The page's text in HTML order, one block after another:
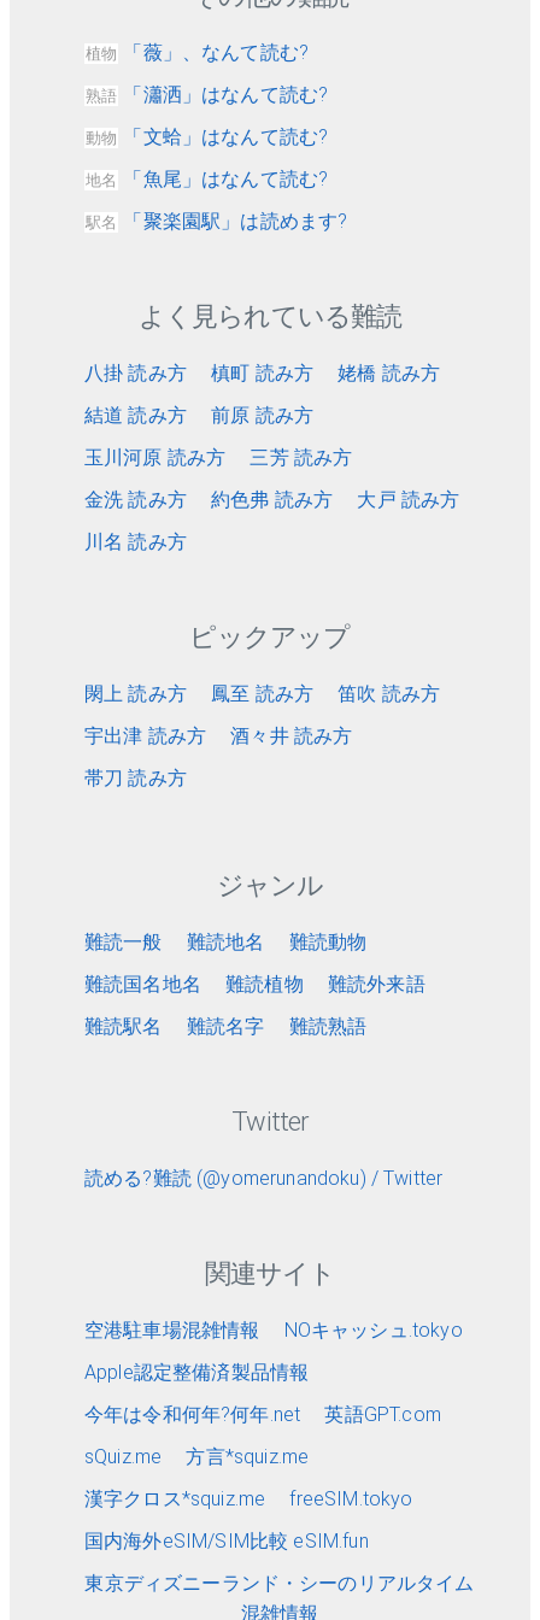
植物 「薇」、なんて読む?
熟語 「瀟洒」はなんて読む?
動物 「文蛤」はなんて読む?
地名 「魚尾」はなんて読む?
駅名 「聚楽園駅」は読めます?
よく見られている難読
八掛 読み方 槙町 読み方
姥橋 読み方
結道 読み方
前原 読み方
玉川河原 読み方
三芳 読み方
金洗 読み方
約色弗 読み方
大戸 読み方
川名 読み方
ピックアップ
閖上 読み方 鳳至 読み方
笛吹 読み方
宇出津 読み方
酒々井 読み方
帯刀 読み方
ジャンル
難読一般 難読地名
難読動物
難読国名地名
難読植物
難読外来語
難読駅名
難読名字 難読熟語
Twitter
読める?難読 (@yomerunandoku) / Twitter
関連サイト
空港駐車場混雑情報
NOキャッシュ.tokyo
Apple認定整備済製品情報
今年は令和何年?何年.net
英語GPT.com
sQuiz.me
方言*squiz.me
漢字クロス*squiz.me
freeSIM.tokyo
国内海外eSIM/SIM比較 eSIM.fun
東京ディズニーランド・シーのリアルタイム
混雑情報